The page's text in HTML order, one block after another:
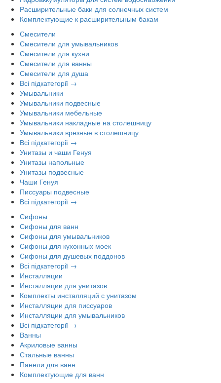
Расширительные баки для солнечных систем
Комплектующие к расширительным бакам
Смесители
Смесители для умывальников
Смесители для кухни
Смесители для ванны
Смесители для душа
Всі підкатегорії →
Умывальники
Умывальники подвесные
Умывальники мебельные
Умывальники накладные на столешницу
Умывальники врезные в столешницу
Всі підкатегорії →
Унитазы и чаши Генуя
Унитазы напольные
Унитазы подвесные
Чаши Генуя
Писсуары подвесные
Всі підкатегорії →
Сифоны
Сифоны для ванн
Сифоны для умывальников
Сифоны для кухонных моек
Сифоны для душевых поддонов
Всі підкатегорії →
Инсталляции
Инсталляции для унитазов
Комплекты инсталляций с унитазом
Инсталляции для писсуаров
Инсталляции для умывальников
Всі підкатегорії →
Ванны
Акриловые ванны
Стальные ванны
Панели для ванн
Комплектующие для ванн